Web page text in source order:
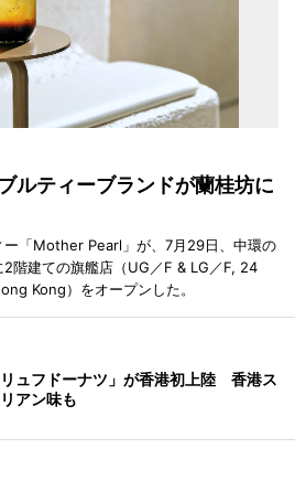
ルティーブランドが蘭桂坊に
ー「Mother Pearl」が、7月29日、中環の
階建ての旗艦店（UG／F & LG／F, 24
Kong）をオープンした。
ュフドーナツ」が香港初上陸 香港ス
アン味も